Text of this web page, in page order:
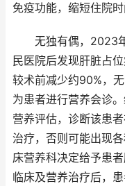
免疫功能，缩短住院时
无独有偶，2023年
民医院后发现肝脏占
较术前减少约90%，
为患者进行营养会诊
营养评估，诊断该患
治疗，否则可能出现
床营养科决定给予患
临床及营养治疗后，